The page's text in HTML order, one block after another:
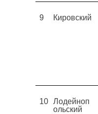
9 Кировский
10 Лодейноп
ольский